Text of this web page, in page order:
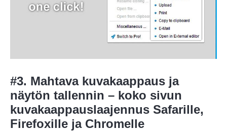
#3. Mahtava kuvakaappaus ja
näytön tallennin – koko sivun
kuvakaappauslaajennus Safarille,
Firefoxille ja Chromelle